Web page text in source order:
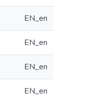
EN_en
EN_en
EN_en
EN_en